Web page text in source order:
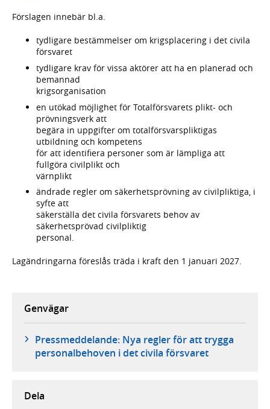
Förslagen innebär bl.a.
tydligare bestämmelser om krigsplacering i det civila
försvaret
tydligare krav för vissa aktörer att ha en planerad och
bemannad
krigsorganisation
en utökad möjlighet för Totalförsvarets plikt- och
prövningsverk att
begära in uppgifter om totalförsvarspliktigas
utbildning och kompetens
för att identifiera personer som är lämpliga att
fullgöra civilplikt och
värnplikt
ändrade regler om säkerhetsprövning av civilpliktiga, i
syfte att
säkerställa det civila försvarets behov av
säkerhetsprövad civilpliktig
personal.
Lagändringarna föreslås träda i kraft den 1 januari 2027.
Genvägar
Pressmeddelande: Nya regler för att trygga
personalbehoven i det civila försvaret
Dela